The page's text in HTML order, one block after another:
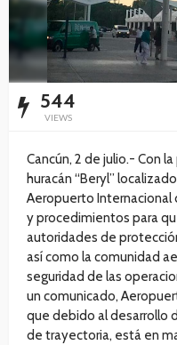
544
VIEWS
Cancún, 2 de julio.- Con
huracán “Beryl”
Aeropuerto Internacional
y procedimientos para
autoridades de
así como la comunidad
seguridad de las
un comunicado,
que debido al desarrollo
de trayectoria, está en